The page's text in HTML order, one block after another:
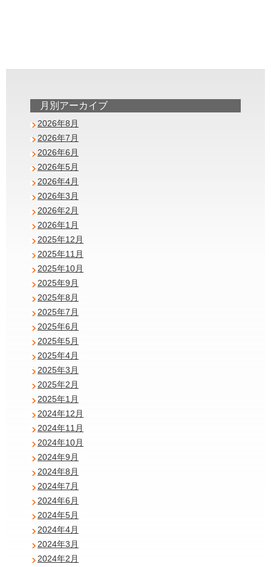
月別アーカイブ
2026年8月
2026年7月
2026年6月
2026年5月
2026年4月
2026年3月
2026年2月
2026年1月
2025年12月
2025年11月
2025年10月
2025年9月
2025年8月
2025年7月
2025年6月
2025年5月
2025年4月
2025年3月
2025年2月
2025年1月
2024年12月
2024年11月
2024年10月
2024年9月
2024年8月
2024年7月
2024年6月
2024年5月
2024年4月
2024年3月
2024年2月